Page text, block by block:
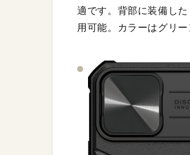
適です。背部に装備し
用可能。カラーはグリ